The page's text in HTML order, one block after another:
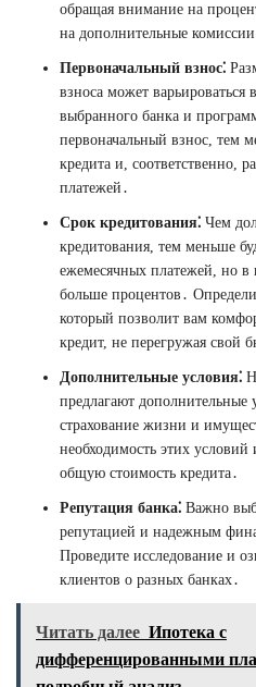
обращая внимание на
на дополнительные
Первоначальный взнос⁚
взноса может варьироваться
выбранного банка и
первоначальный взнос, тем
кредита и, соответственно,
платежей․
Срок кредитования⁚ Чем
кредитования, тем меньше
ежемесячных платежей, но в
больше процентов․
который позволит вам
кредит, не перегружая свой
Дополнительные условия⁚
предлагают дополнительные
страхование жизни и
необходимость этих
общую стоимость кредита․
Репутация банка⁚ Важно
репутацией и надежным
Проведите исследование и
клиентов о разных банках․
Читать далее Ипотека с
дифференцированными